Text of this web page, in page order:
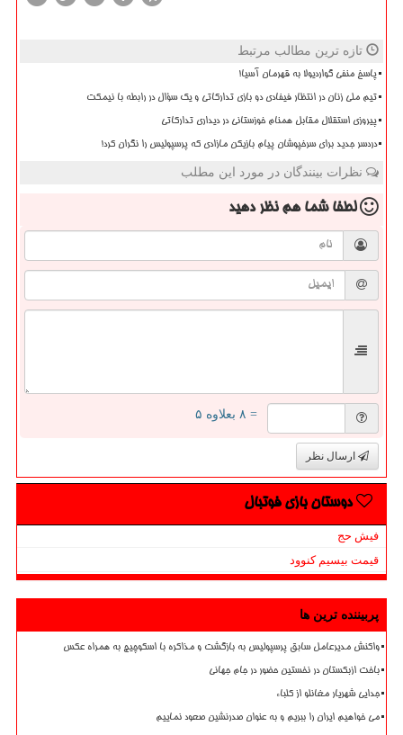
تازه ترین مطالب مرتبط
پاسخ منفی گواردیولا به قهرمان آسیا!
تیم ملی زنان در انتظار فیفادی دو بازی تدارکاتی و یک سؤال در رابطه با نیمکت
پیروزی استقلال مقابل همنام خوزستانی در دیداری تدارکاتی
دردسر جدید برای سرخپوشان پیام بازیکن مازادی که پرسپولیس را نگران کرد!
نظرات بینندگان در مورد این مطلب
لطفا شما همنظر دهید
= ۸ بعلاوه ۵
ارسال نظر
دوستان بازی فوتبال
فیش حج
قیمت بیسیم کنوود
پربیننده ترین ها
واکنش مدیرعامل سابق پرسپولیس به بازگشت و مذاکره با اسکوچیچ به همراه عکس
باخت ازبکستان در نخستین حضور در جام جهانی
جدایی شهریار مغانلو از کلباء
می خواهیم ایران را ببریم و به عنوان صدرنشین صعود نماییم